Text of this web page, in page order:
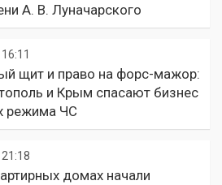
А. В. Луначарского
щит и право на форс-мажор:
и Крым спасают бизнес
режима ЧС
домах начали